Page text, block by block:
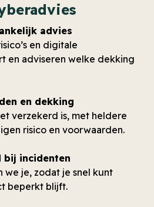
advies
en digitale
en adviseren welke dekking
en dekking
verzekerd is, met heldere
risico en voorwaarden.
bij incidenten
we je, zodat je snel kunt
beperkt blijft.